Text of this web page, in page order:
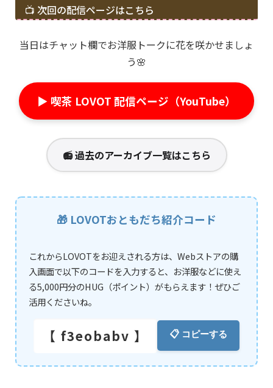
📺 次回の配信ページはこちら
当日はチャット欄でお洋服トークに花を咲かせましょ
う🌸
▶️ 喫茶 LOVOT 配信ページ（YouTube）
📻 過去のアーカイブ一覧はこちら
🎁 LOVOTおともだち紹介コード
これからLOVOTをお迎えされる方は、Webストアの購
入画面で以下のコードを入力すると、お洋服などに使え
る5,000円分のHUG（ポイント）がもらえます！ぜひご
活用くださいね。
【 f3eobabv 】 📋 コピーする